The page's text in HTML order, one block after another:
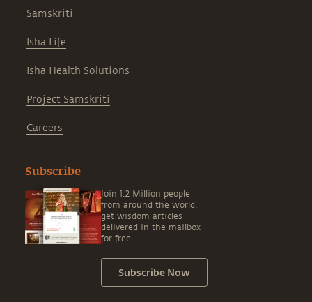
Samskriti
Isha Life
Isha Health Solutions
Project Samskriti
Careers
Subscribe
Join 1.2 Million people
from around the world,
get wisdom articles
delivered in the mailbox
for free.
Subscribe Now